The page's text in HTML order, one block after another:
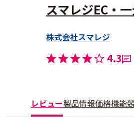
スマレジEC・
株式会社スマレジ
4.3
レビュー製品情報価格機能